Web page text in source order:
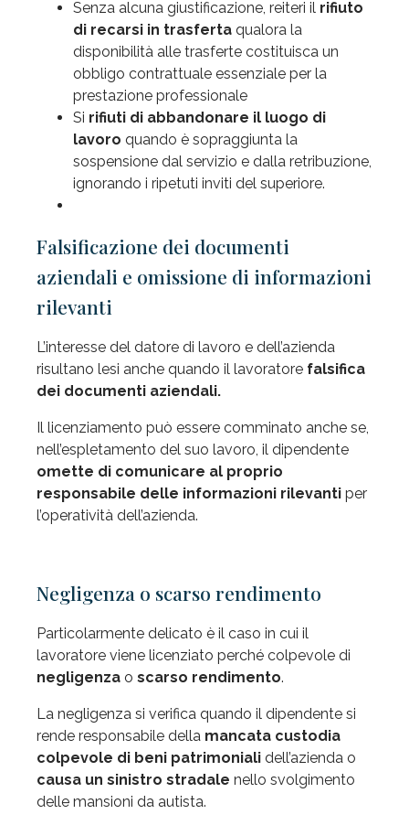
Senza alcuna giustificazione, reiteri il rifiuto
di recarsi in trasferta qualora la
disponibilità alle trasferte costituisca un
obbligo contrattuale essenziale per la
prestazione professionale
Si rifiuti di abbandonare il luogo di
lavoro quando è sopraggiunta la
sospensione dal servizio e dalla retribuzione,
ignorando i ripetuti inviti del superiore.
Falsificazione dei documenti
aziendali e omissione di informazioni
rilevanti
L’interesse del datore di lavoro e dell’azienda
risultano lesi anche quando il lavoratore falsifica
dei documenti aziendali.
Il licenziamento può essere comminato anche se,
nell’espletamento del suo lavoro, il dipendente
omette di comunicare al proprio
responsabile delle informazioni rilevanti per
l’operatività dell’azienda.
Negligenza o scarso rendimento
Particolarmente delicato è il caso in cui il
lavoratore viene licenziato perché colpevole di
negligenza o scarso rendimento.
La negligenza si verifica quando il dipendente si
rende responsabile della mancata custodia
colpevole di beni patrimoniali dell’azienda o
causa un sinistro stradale nello svolgimento
delle mansioni da autista.